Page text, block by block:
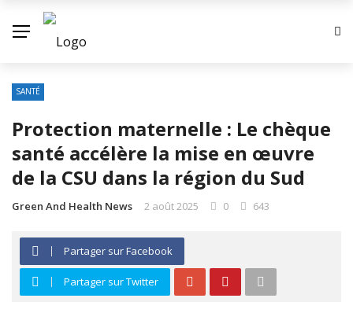
SANTÉ
Protection maternelle : Le chèque
santé accélère la mise en œuvre
de la CSU dans la région du Sud
Green And Health News 2 août 2025 0 643
Partager sur Facebook
Partager sur Twitter